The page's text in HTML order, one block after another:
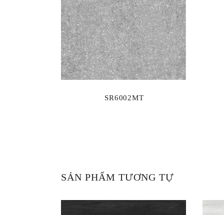
SR6002MT
SẢN PHẨM TƯƠNG TỰ